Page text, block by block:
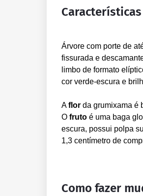
Árvore com porte de
fissurada e
limbo de formato
cor verde-escura e
Aflor da grumixama é
O fruto é uma baga
escura, possui polpa
1,3 centímetro de
Como fazer